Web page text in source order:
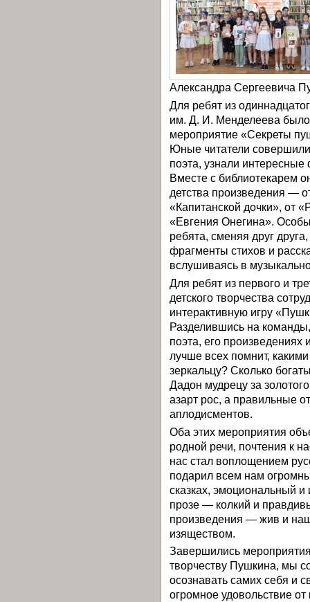
Александра Сергеевича
Для ребят из
им. Д. И. Менделеева было
мероприятие «Секреты
Юные читатели
поэта, узнали интересные
Вместе с библиотекарем
детства произведения —
«Капитанской дочки», от
«Евгения Онегина».
ребята, сменяя друг
фрагменты стихов и
вслушиваясь в
Для ребят из первого и
детского творчества
интерактивную игру
Разделившись на
поэта, его произведениях
лучше всех помнит,
зеркальцу? Сколько
Дадон мудрецу за
азарт рос, а правильные
аплодисментов.
Оба этих мероприятия
родной речи, почтения к
нас стал воплощением
подарил всем нам
сказках, эмоциональный и
прозе — колкий и
произведения — жив и
изяществом.
Завершились
творчеству Пушкина, мы
осознавать самих себя и
огромное удовольствие от